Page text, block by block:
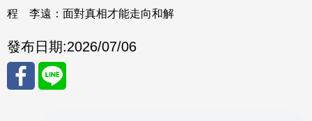
程 李遠：面對真相才能走向和解
發布日期:2026/07/06